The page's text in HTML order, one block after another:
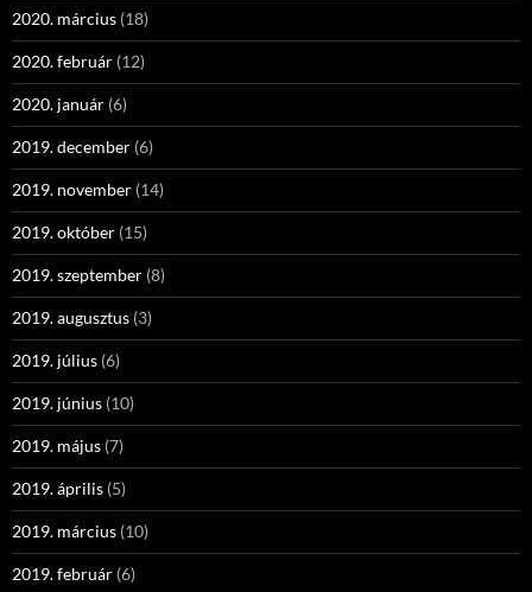
2020. március (18)
2020. február (12)
2020. január (6)
2019. december (6)
2019. november (14)
2019. október (15)
2019. szeptember (8)
2019. augusztus (3)
2019. július (6)
2019. június (10)
2019. május (7)
2019. április (5)
2019. március (10)
2019. február (6)